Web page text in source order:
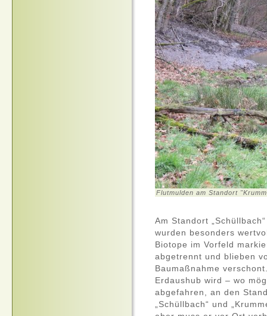
Flutmulden am Standort
Am Standort „Schüllbach“
wurden besonders
Biotope im Vorfeld
abgetrennt und blieben
Baumaßnahme
Erdaushub wird – wo
abgefahren, an den
„Schüllbach“ und